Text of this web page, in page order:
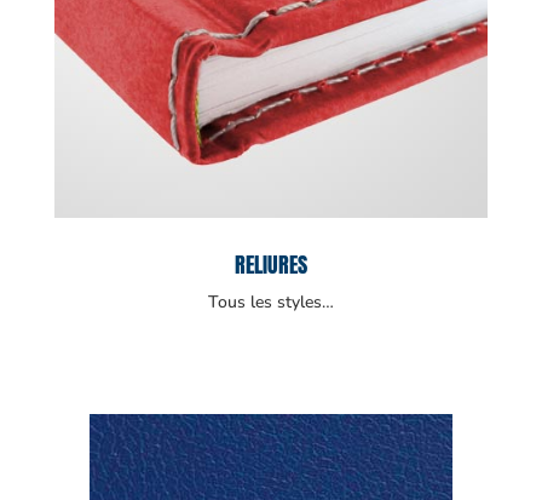
RELIURES
Tous les styles…